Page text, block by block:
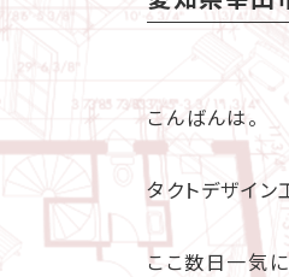
こんばんは。
タクトデザイン
ここ数日一気